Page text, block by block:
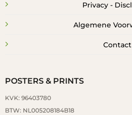
POSTERS & PRINTS
KVK: 96403780
BTW: NL005208184B18
Privacy -
Algemene
Contact